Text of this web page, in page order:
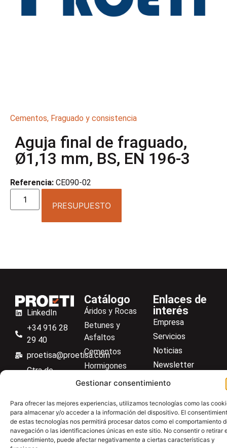
Gestionar consentimiento
Para ofrecer las mejores experiencias, utilizamos tecnologías como las
para almacenar y/o acceder a la información del dispositivo. El
de estas tecnologías nos permitirá procesar datos como el comportamiento
navegación o las identificaciones únicas en este sitio. No consentir o retirar
consentimiento, puede afectar negativamente a ciertas características y
Cementos, Fraguado y consistencia
Aguja final de fraguado,
Ø1,13 mm, BS, EN 196-3
Referencia: CE090-02
PRESUPUESTO
LinkedIn
+34 916 28
29 40
proetisa@proetisa.com
Ctra de
M-106, Km
4,1, 28110
Algete,
Madrid
Catálogo
Áridos y Rocas
Betunes y
Asfaltos
Cementos
Hormigones
Suelos
Aceros
Material general
Enlaces de
interés
Empresa
Servicios
Noticias
Newsletter
Descargas
Centro de ayuda